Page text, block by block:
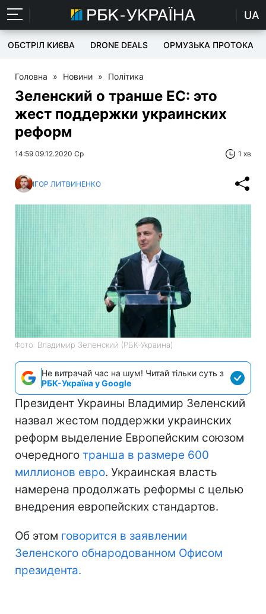
UA
ОБСТРІЛ КИЄВА DRONE DEALS ОРМУЗЬКА ПРОТОКА
Головна » Новини » Політика
Зеленский о транше ЕС: это
жест поддержки украинских
реформ
14:59 09.12.2020 Ср 1 хв
ІГОР ЛИТВИНЕНКО
Фото: Владимир Зеленский (РБК-Украина)
Не витрачай час на шум! Читай тільки суть з
РБК-Україна у Google
Президент Украины Владимир Зеленский
назвал жестом поддержки украинских
реформ выделение Европейским союзом
очередного транша в размере 600
миллионов евро. Украинская власть
намерена продолжать реформы с целью
внедрения европейских стандартов.
Об этом говорится в заявлении
Зеленского обнародованном Офисом
президента.